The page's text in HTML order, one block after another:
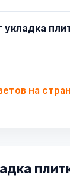
укладка
на